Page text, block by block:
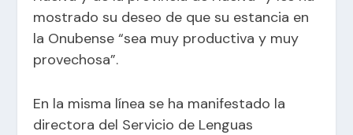
mostrado su deseo de que su estancia en
la Onubense “sea muy productiva y muy
provechosa”.
En la misma línea se ha manifestado la
directora del Servicio de Lenguas